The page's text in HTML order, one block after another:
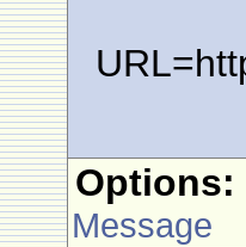
Options:
Message